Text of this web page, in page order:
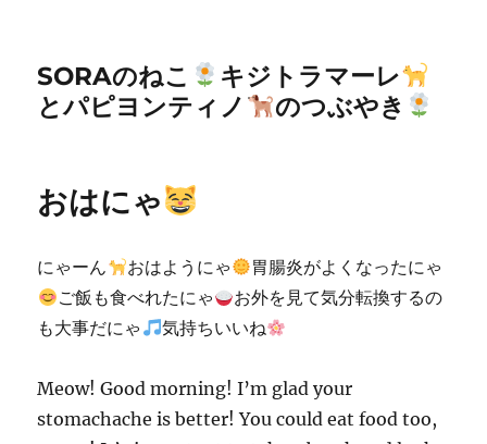
SORAのねこ
キジトラマーレ
とパピヨンティノ
のつぶやき
おはにゃ
にゃーん おはようにゃ
胃腸炎がよくなったにゃ
ご飯も食べれたにゃ
お外を見て気分転換するの
も大事だにゃ
気持ちいいね
Meow! Good morning! I’m glad your
stomachache is better! You could eat food too,